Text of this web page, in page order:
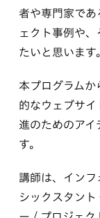
者や専門家で
ェクト事例や
たいと思います
本プログラムか
的なウェブサイ
進のためのアイ
す。
講師は、イン
シックスタン